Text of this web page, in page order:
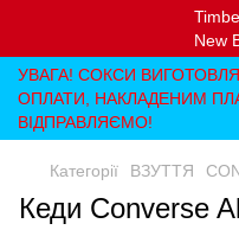
УВАГА! СОКСИ
ОПЛАТИ, НАКЛАДЕНИМ
ВІДПРАВЛЯЄМО!
Категорії ВЗУТТЯ
Кеди Converse